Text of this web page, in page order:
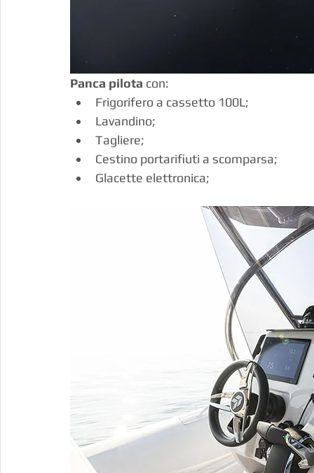
Panca pilota con:
Frigorifero a cassetto 100L;
Lavandino;
Tagliere;
Cestino portarifiuti a scomparsa;
Glacette elettronica;